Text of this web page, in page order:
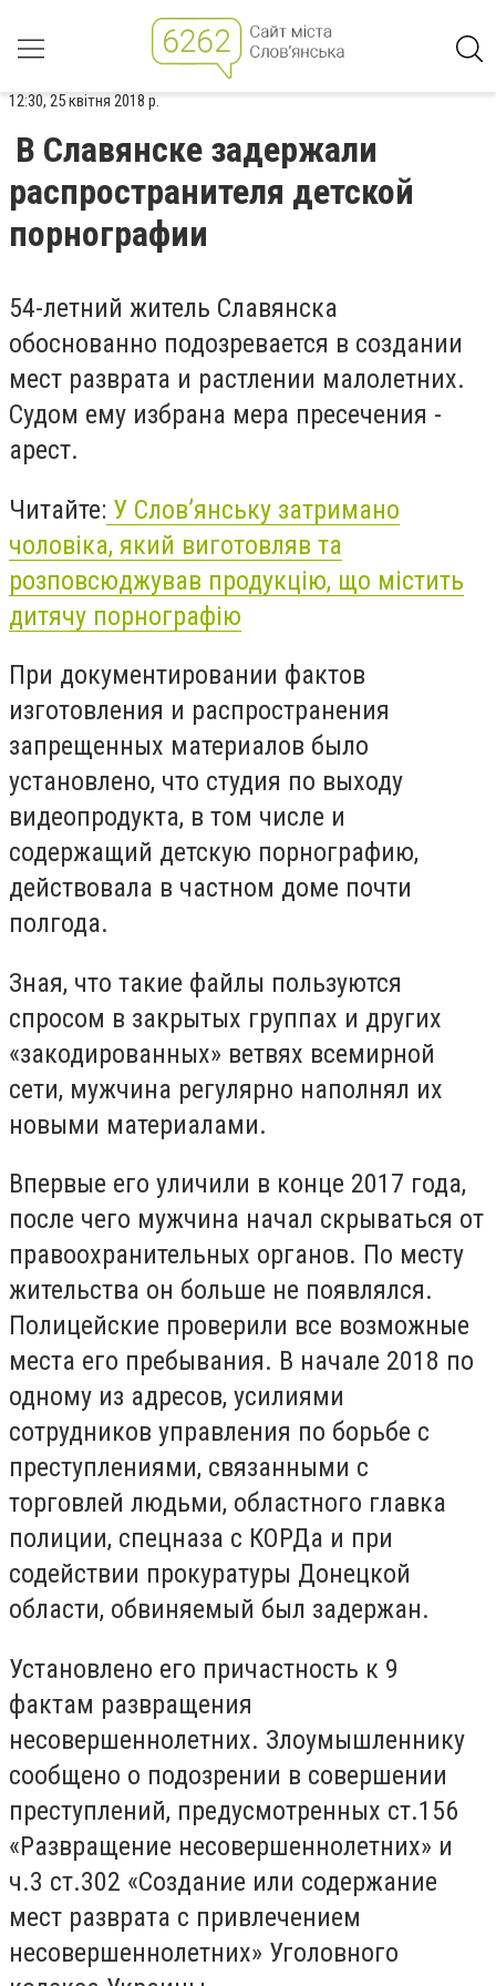
12:30, 25 квітня 2018 р.
В Славянске задержали
распространителя детской
порнографии
54-летний житель Славянска
обоснованно подозревается в создании
мест разврата и растлении малолетних.
Судом ему избрана мера пресечения -
арест.
Читайте: У Слов’янську затримано
чоловіка, який виготовляв та
розповсюджував продукцію, що містить
дитячу порнографію
При документировании фактов
изготовления и распространения
запрещенных материалов было
установлено, что студия по выходу
видеопродукта, в том числе и
содержащий детскую порнографию,
действовала в частном доме почти
полгода.
Зная, что такие файлы пользуются
спросом в закрытых группах и других
«закодированных» ветвях всемирной
сети, мужчина регулярно наполнял их
новыми материалами.
Впервые его уличили в конце 2017 года,
после чего мужчина начал скрываться от
правоохранительных органов. По месту
жительства он больше не появлялся.
Полицейские проверили все возможные
места его пребывания. В начале 2018 по
одному из адресов, усилиями
сотрудников управления по борьбе с
преступлениями, связанными с
торговлей людьми, областного главка
полиции, спецназа с КОРДа и при
содействии прокуратуры Донецкой
области, обвиняемый был задержан.
Установлено его причастность к 9
фактам развращения
несовершеннолетних. Злоумышленнику
сообщено о подозрении в совершении
преступлений, предусмотренных ст.156
«Развращение несовершеннолетних» и
ч.3 ст.302 «Создание или содержание
мест разврата с привлечением
несовершеннолетних» Уголовного